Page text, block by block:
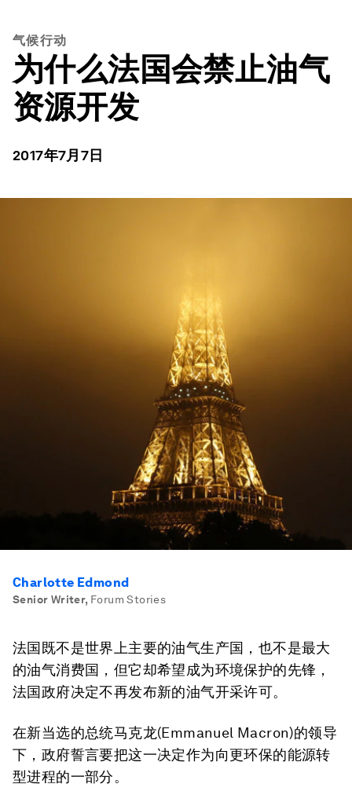
气候行动
为什么法国会禁止油气
资源开发
2017年7月7日
Charlotte Edmond
Senior Writer, Forum Stories
法国既不是世界上主要的油气生产国，也不是最大
的油气消费国，但它却希望成为环境保护的先锋，
法国政府决定不再发布新的油气开采许可。
在新当选的总统马克龙(Emmanuel Macron)的领导
下，政府誓言要把这一决定作为向更环保的能源转
型进程的一部分。